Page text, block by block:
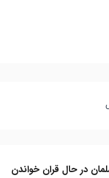
در حال قران خواندن